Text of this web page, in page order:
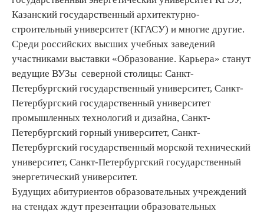
Казанский государственный архитектурно-
строительный университет (КГАСУ) и многие другие.
Среди российских высших учебных заведений
участниками выставки «Образование. Карьера» станут
ведущие ВУЗы северной столицы: Санкт-
Петербургский государственный университет, Санкт-
Петербургский государственный университет
промышленных технологий и дизайна, Санкт-
Петербургский горный университет, Санкт-
Петербургский государственный морской технический
университет, Санкт-Петербургский государственный
энергетический университет.
Будущих абитуриентов образовательных учреждений
на стендах ждут презентации образовательных